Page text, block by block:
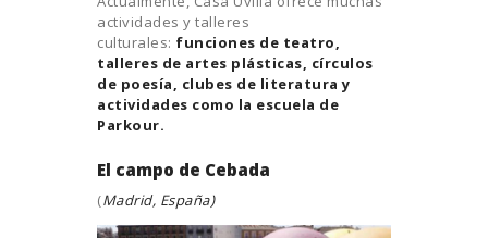
actividades y talleres
culturales: funciones de teatro,
talleres de artes plásticas, círculos
de poesía, clubes de literatura y
actividades como la escuela de
Parkour.
El campo de Cebada
(Madrid, España)